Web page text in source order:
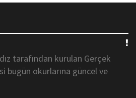
tarafından kurulan Gerçek
bugün okurlarına güncel ve